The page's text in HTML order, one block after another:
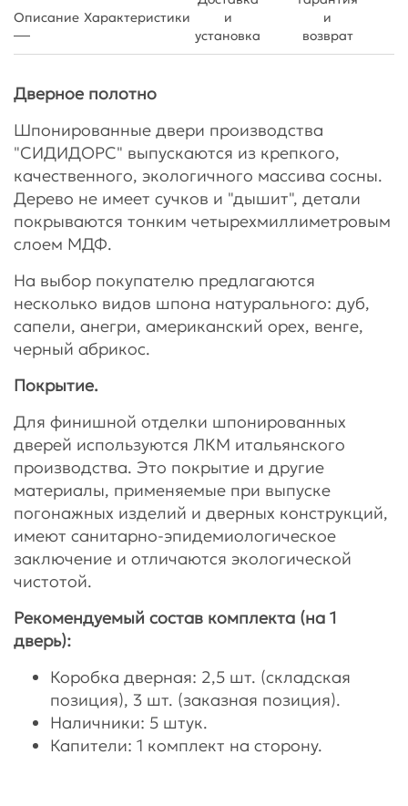
Описание Характеристики
и
установка
и
возврат
Дверное полотно
Шпонированные двери производства
"СИДИДОРС" выпускаются из крепкого,
качественного, экологичного массива сосны.
Дерево не имеет сучков и "дышит", детали
покрываются тонким четырехмиллиметровым
слоем МДФ.
На выбор покупателю предлагаются
несколько видов шпона натурального: дуб,
сапели, анегри, американский орех, венге,
черный абрикос.
Покрытие.
Для финишной отделки шпонированных
дверей используются ЛКМ итальянского
производства. Это покрытие и другие
материалы, применяемые при выпуске
погонажных изделий и дверных конструкций,
имеют санитарно-эпидемиологическое
заключение и отличаются экологической
чистотой.
Рекомендуемый состав комплекта (на 1
дверь):
Коробка дверная: 2,5 шт. (складская
позиция), 3 шт. (заказная позиция).
Наличники: 5 штук.
Капители: 1 комплект на сторону.